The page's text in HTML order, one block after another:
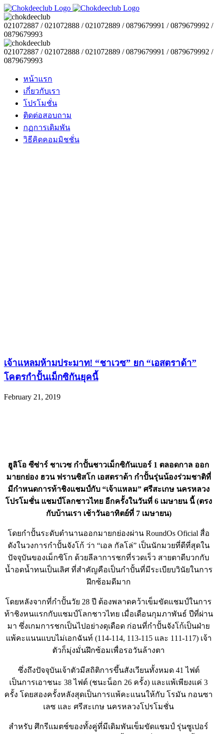
021072887 / 021072888 / 021072889 / 0879679991 / 0879679992 /
0879679993
021072887 / 021072888 / 021072889 / 0879679991 / 0879679992 /
0879679993
หน้าแรก
เกี่ยวกับเรา
โปรโมชั่น
ติดต่อสอบถาม
กฏการเดิมพัน
วิธีคิดคอมมิชชั่น
เจ้าแหลมห้ามประมาท! “ชาเวซ” ยก “เอสตราด้า”
โคตรกำปั้นเม็กซิกันยุคนี้
February 21, 2019
ฮูลิโอ ซีซ่าร์ ชาเวซ กำปั้นชาวเม็กซิกันเบอร์ 1 ตลอดกาล ออก
มายกย่อง ฮวน ฟรานซิสโก เอสตราด้า กำปั้นรุ่นน้องร่วมชาติที่
มีกำหนดการท้าชิงแชมป์กับ “เจ้าแหลม” ศรีสะเกษ นครหลวง
โปรโมชั่น แชมป์โลกชาวไทย อีกครั้งในวันที่ 6 เมษายน นี้ (ตรง
กับบ้านเรา เช้าวันอาทิตย์ที่ 7 เมษายน)
โดยกำปั้นระดับตำนานออกมายกย่องผ่าน RoundOs Oficial สื่อ
ดังในวงการกำปั้นจังโก้ ว่า “เอล กัลโล่” เป็นนักมวยที่ดีที่สุดใน
ปัจจุบันของเม็กซิโก ด้วยลีลาการชกที่รวดเร็ว สายตาดีบวกกับ
น้ำอดน้ำทนเป็นเลิศ ที่สำคัญคือเป็นกำปั้นที่มีระเบียบวินัยในการ
ฝึกซ้อมดีมาก
โดยหลังจากที่กำปั้นวัย 28 ปี ต้องพลาดคว้าเข็มขัดแชมป์ในการ
ท้าชิงหนแรกกับแชมป์โลกชาวไทย เมื่อเดือนกุมภาพันธ์ ปีที่ผ่าน
มา ซึ่งเกมการชกเป็นไปอย่างดุเดือด ก่อนที่กำปั้นจังโก้เป็นฝ่าย
แพ้คะแนนแบบไม่เอกฉันท์ (114-114, 113-115 และ 111-117) เจ้า
ตัวก็มุ่งมั่นฝึกซ้อมเพื่อรอวันล้างตา
ซึ่งถึงปัจจุบันเจ้าตัวมีสถิติการขึ้นสังเวียนทั้งหมด 41 ไฟต์
เป็นการเอาชนะ 38 ไฟต์ (ชนะน็อก 26 ครั้ง) และแพ้เพียงแค่ 3
ครั้ง โดยสองครั้งหลังสุดเป็นการแพ้คะแนนให้กับ โรมัน กอนซา
เลซ และ ศรีสะเกษ นครหลวงโปรโมชั่น
สำหรับ ศึกรีแมตช์ของทั้งคู่ที่มีเดิมพันเข็มขัดแชมป์ รุ่นซูเปอร์